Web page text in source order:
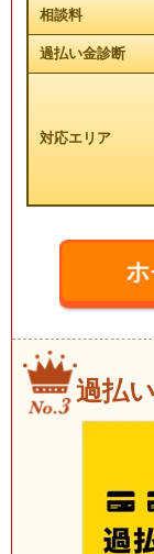
相談料
過払い金診断
対応エリア
過払